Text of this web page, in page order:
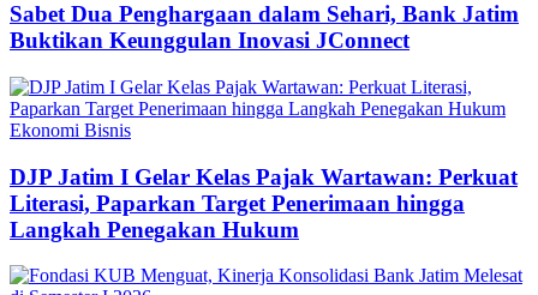
Sabet Dua Penghargaan dalam Sehari, Bank Jatim
Buktikan Keunggulan Inovasi JConnect
Ekonomi Bisnis
DJP Jatim I Gelar Kelas Pajak Wartawan: Perkuat
Literasi, Paparkan Target Penerimaan hingga
Langkah Penegakan Hukum